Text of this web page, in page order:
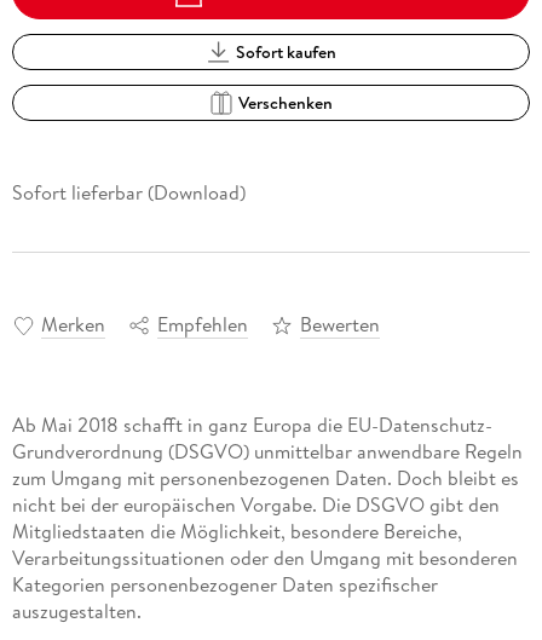
Sofort kaufen
Verschenken
Sofort lieferbar (Download)
Merken Empfehlen Bewerten
Ab Mai 2018 schafft in ganz Europa die EU-Datenschutz-
Grundverordnung (DSGVO) unmittelbar anwendbare Regeln
zum Umgang mit personenbezogenen Daten. Doch bleibt es
nicht bei der europäischen Vorgabe. Die DSGVO gibt den
Mitgliedstaaten die Möglichkeit, besondere Bereiche,
Verarbeitungssituationen oder den Umgang mit besonderen
Kategorien personenbezogener Daten spezifischer